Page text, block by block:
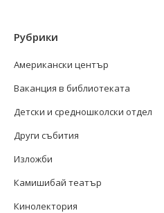
Рубрики
Американски център
Ваканция в библиотеката
Детски и средношколски отдел
Други събития
Изложби
Камишибай театър
Кинолектория